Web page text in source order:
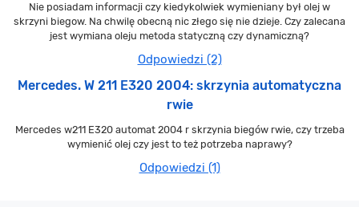
Nie posiadam informacji czy kiedykolwiek wymieniany był olej w
skrzyni biegow. Na chwilę obecną nic złego się nie dzieje. Czy zalecana
jest wymiana oleju metoda statyczną czy dynamiczną?
Odpowiedzi (2)
Mercedes. W 211 E320 2004: skrzynia automatyczna
rwie
Mercedes w211 E320 automat 2004 r skrzynia biegów rwie, czy trzeba
wymienić olej czy jest to też potrzeba naprawy?
Odpowiedzi (1)